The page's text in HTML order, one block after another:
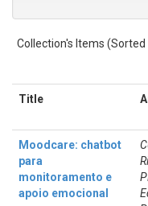
Collection's Items
Title
Moodcare: chatbot
para
monitoramento e
apoio emocional